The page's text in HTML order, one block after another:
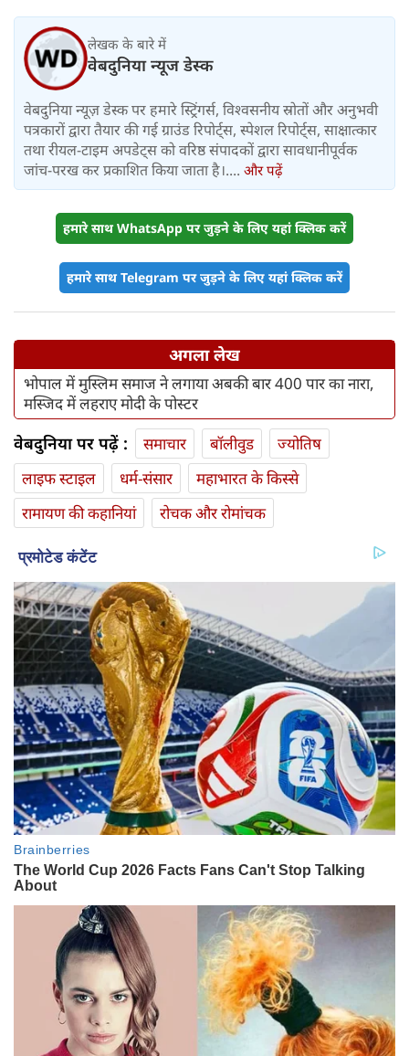
लेखक के बारे में
वेबदुनिया न्यूज डेस्क
वेबदुनिया न्यूज़ डेस्क पर हमारे स्ट्रिंगर्स, विश्वसनीय स्रोतों और अनुभवी
पत्रकारों द्वारा तैयार की गई ग्राउंड रिपोर्ट्स, स्पेशल रिपोर्ट्स, साक्षात्कार
तथा रीयल-टाइम अपडेट्स को वरिष्ठ संपादकों द्वारा सावधानीपूर्वक
जांच-परख कर प्रकाशित किया जाता है।.... और पढ़ें
हमारे साथ WhatsApp पर जुड़ने के लिए यहां क्लिक करें
हमारे साथ Telegram पर जुड़ने के लिए यहां क्लिक करें
अगला लेख
भोपाल में मुस्लिम समाज ने लगाया अबकी बार 400 पार का नारा,
मस्जिद में लहराए मोदी के पोस्टर
वेबदुनिया पर पढ़ें : समाचार बॉलीवुड
ज्योतिष
लाइफ स्‍टाइल
धर्म-संसार
महाभारत के किस्से
रामायण की कहानियां
रोचक और रोमांचक